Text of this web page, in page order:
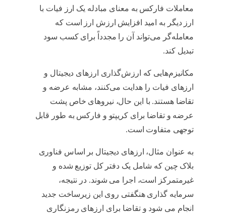
معاملات فارکس به معنای مبادله یک ارز فیات با
ارز دیگر به امید افزایش ارزش ارز است که
معامله‌گر می‌تواند آن را مجدداً برای کسب سود
تبدیل کند.
مکانیزم‌هایی که ارزش‌گذاری ارزهای دیجیتال و
ارزهای فیات را هدایت می‌کنند، مشابه عرضه و
تقاضا هستند. با این حال، نیروهای خاص پشت
عرضه و تقاضا برای کریپتو و فارکس به طور قابل
توجهی متفاوت است.
به عنوان مثال، ارزهای دیجیتال بر اساس فناوری
بلاک چین که شامل یک دفتر کل توزیع شده و
غیرمتمرکز است، اجرا می شوند. در نتیجه،
سرمایه گذاری هنگفتی روی این زیرساخت جدید
انجام می شود و تقاضا برای ارزهای رمزنگاری